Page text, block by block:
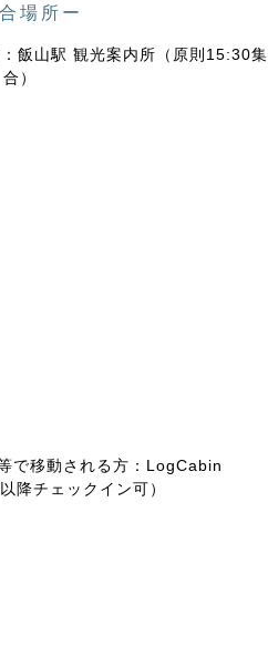
場所ー
飯山駅 観光案内所（原則15:30集
合）
で移動される方：LogCabin
降チェックイン可）